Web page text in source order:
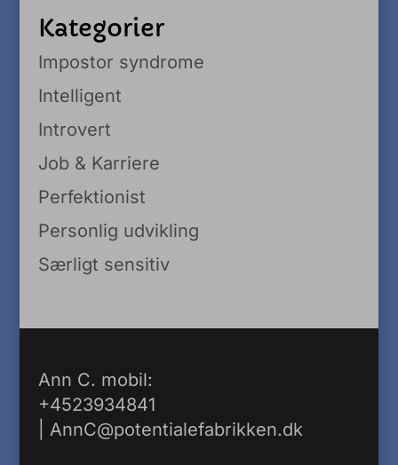
Kategorier
Impostor syndrome
Intelligent
Introvert
Job & Karriere
Perfektionist
Personlig udvikling
Særligt sensitiv
Ann C. mobil:
+4523934841
AnnC@potentialefabrikken.dk